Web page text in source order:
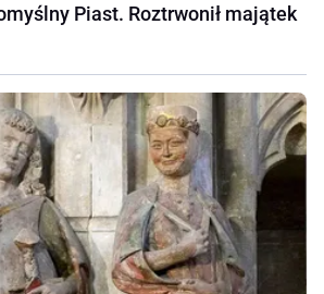
Piast. Roztrwonił majątek